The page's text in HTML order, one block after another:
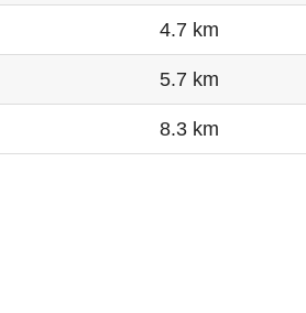
4.7 km
5.7 km
8.3 km